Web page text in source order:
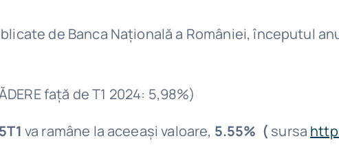
de Banca Națională a României, începutul
față de T1 2024: 5,98%)
va ramâne la aceeași valoare, 5.55% ( sursa